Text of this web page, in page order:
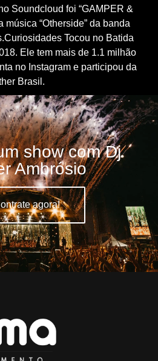
Soundcloud foi “GAMPER &
música “Otherside” da banda
Tocou no Batida
Ele tem mais de 1.1 milhão
no Instagram e participou da
Brasil.
show com Dj
Ambrósio
agora!